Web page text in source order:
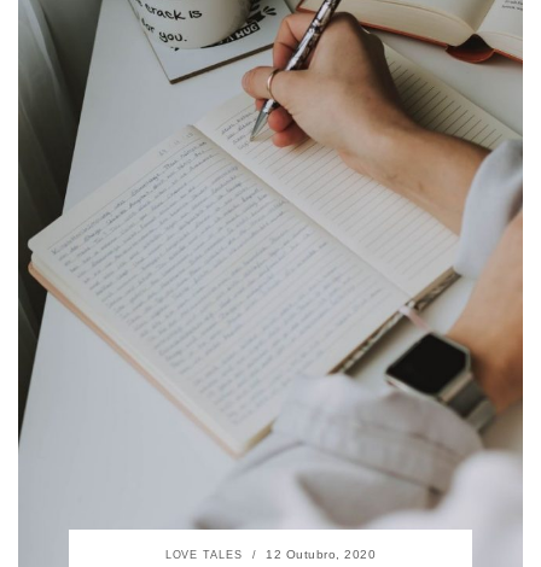
LOVE TALES / 12 Outubro, 2020